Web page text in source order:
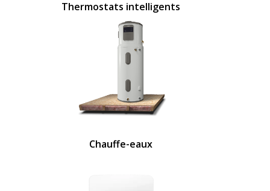
Thermostats intelligents
Chauffe-eaux